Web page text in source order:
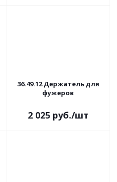
36.49.12 Держатель для
фужеров
2 025руб./шт